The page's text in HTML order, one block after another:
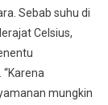
Sebab suhu di
Celsius,
mungkin